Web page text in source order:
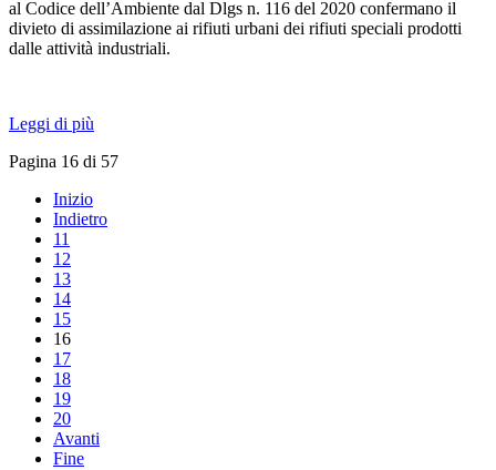
al Codice dell’Ambiente dal Dlgs n. 116 del 2020 confermano il
divieto di assimilazione ai rifiuti urbani dei rifiuti speciali prodotti
dalle attività industriali.
Leggi di più
Pagina 16 di 57
Inizio
Indietro
11
12
13
14
15
16
17
18
19
20
Avanti
Fine